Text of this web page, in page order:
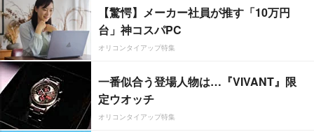
【驚愕】メーカー社員が推す「10万円
台」神コスパPC
オリコンタイアップ特集
一番似合う登場人物は…『VIVANT』限
定ウオッチ
オリコンタイアップ特集